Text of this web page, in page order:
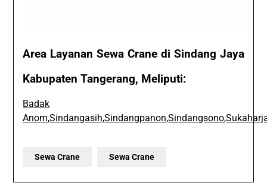
Area Layanan Sewa Crane di Sindang Jaya
Kabupaten Tangerang, Meliputi:
Badak
Anom,Sindangasih,Sindangpanon,Sindangsono,
Sewa Crane Sewa Crane